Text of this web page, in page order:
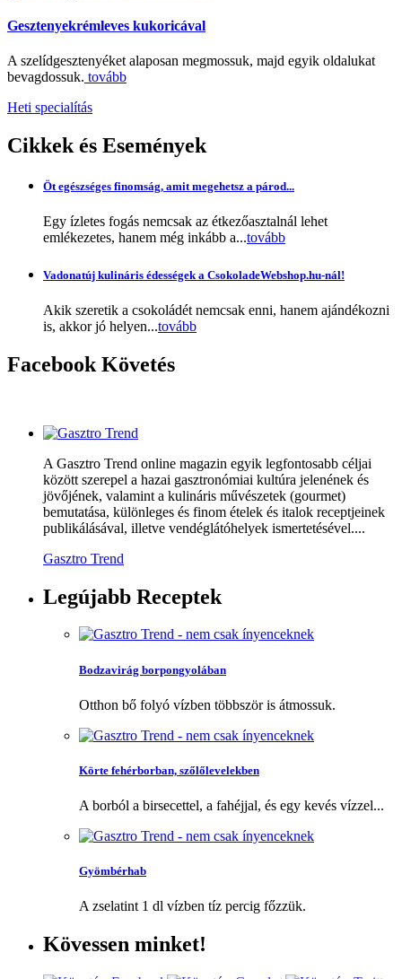
Gesztenyekrémleves kukoricával
A szelídgesztenyéket alaposan megmossuk, majd egyik oldalukat
bevagdossuk. tovább
Heti specialítás
Cikkek és Események
Öt egészséges finomság, amit megehetsz a párod...
Egy ízletes fogás nemcsak az étkezőasztalnál lehet
emlékezetes, hanem még inkább a...tovább
Vadonatúj kulináris édességek a CsokoladeWebshop.hu-nál!
Akik szeretik a csokoládét nemcsak enni, hanem ajándékozni
is, akkor jó helyen...tovább
Facebook Követés
A Gasztro Trend online magazin egyik legfontosabb céljai
között szerepel a hazai gasztronómiai kultúra jelenének és
jövőjének, valamint a kulináris művészetek (gourmet)
bemutatása, különleges és finom ételek és italok receptjeinek
publikálásával, illetve vendéglátóhelyek ismertetésével....
Gasztro Trend
Legújabb Receptek
Bodzavirág borpongyolában
Otthon bő folyó vízben többször is átmossuk.
Körte fehérborban, szőlőlevelekben
A borból a birsecettel, a fahéjjal, és egy kevés vízzel...
Gyömbérhab
A zselatint 1 dl vízben tíz percig főzzük.
Kövessen minket!